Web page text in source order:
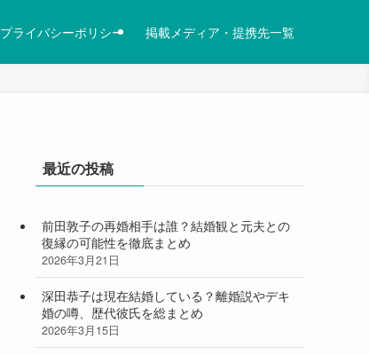
プライバシーポリシー 掲載メディア・提携先一覧
最近の投稿
前田敦子の再婚相手は誰？結婚観と元夫との
復縁の可能性を徹底まとめ
2026年3月21日
深田恭子は現在結婚している？離婚説やデキ
婚の噂、歴代彼氏を総まとめ
2026年3月15日